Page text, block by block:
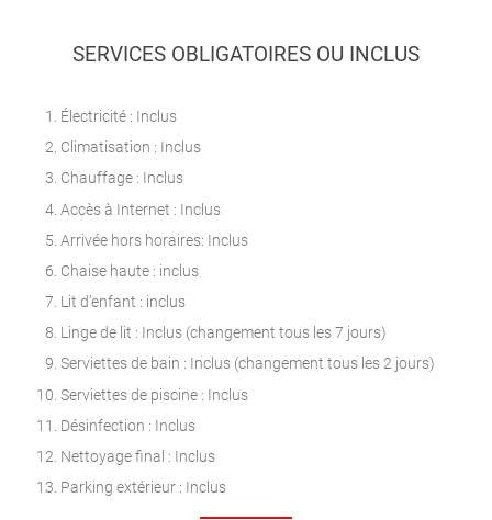
SERVICES OBLIGATOIRES OU INCLUS
Électricité : Inclus
Climatisation : Inclus
Chauffage : Inclus
Accès à Internet : Inclus
Arrivée hors horaires: Inclus
Chaise haute : inclus
Lit d’enfant : inclus
Linge de lit : Inclus (changement tous les 7 jours)
Serviettes de bain : Inclus (changement tous les 2 jours)
Serviettes de piscine : Inclus
Désinfection : Inclus
Nettoyage final : Inclus
Parking extérieur : Inclus